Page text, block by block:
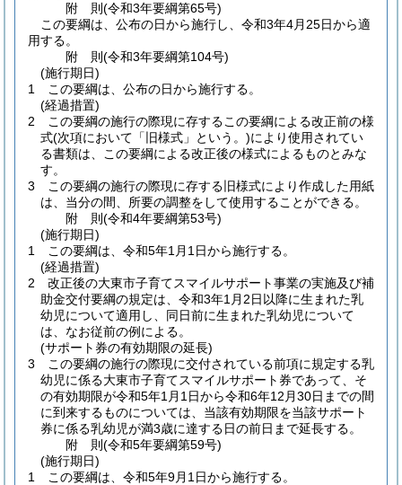
附 則(令和3年要綱第65号)
この要綱は、公布の日から施行し、令和3年4月25日から適
用する。
附 則(令和3年要綱第104号)
(施行期日)
1
この要綱は、公布の日から施行する。
(経過措置)
2
この要綱の施行の際現に存するこの要綱による改正前の様
式(次項において「旧様式」という。)により使用されてい
る書類は、この要綱による改正後の様式によるものとみな
す。
3
この要綱の施行の際現に存する旧様式により作成した用紙
は、当分の間、所要の調整をして使用することができる。
附 則(令和4年要綱第53号)
(施行期日)
1
この要綱は、令和5年1月1日から施行する。
(経過措置)
2
改正後の大東市子育てスマイルサポート事業の実施及び補
助金交付要綱の規定は、令和3年1月2日以降に生まれた乳
幼児について適用し、同日前に生まれた乳幼児について
は、なお従前の例による。
(サポート券の有効期限の延長)
3
この要綱の施行の際現に交付されている前項に規定する乳
幼児に係る大東市子育てスマイルサポート券であって、そ
の有効期限が令和5年1月1日から令和6年12月30日までの間
に到来するものについては、当該有効期限を当該サポート
券に係る乳幼児が満3歳に達する日の前日まで延長する。
附 則(令和5年要綱第59号)
(施行期日)
1
この要綱は、令和5年9月1日から施行する。